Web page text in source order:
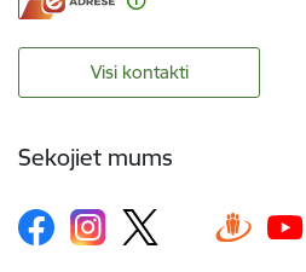
Visi kontakti
Sekojiet mums